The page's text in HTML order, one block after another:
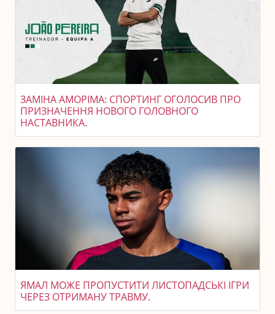
ЗАМІНА АМОРІМА: СПОРТИНГ ОГОЛОСИВ ПРО
ПРИЗНАЧЕННЯ НОВОГО ГОЛОВНОГО
НАСТАВНИКА.
ЯМАЛ МОЖЕ ПРОПУСТИТИ ЛИСТОПАДСЬКІ ІГРИ
ЧЕРЕЗ ОТРИМАНУ ТРАВМУ.